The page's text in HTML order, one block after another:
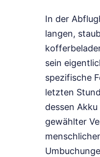
In der
langen,
sein
spezifische
letzten
dessen
gewählter